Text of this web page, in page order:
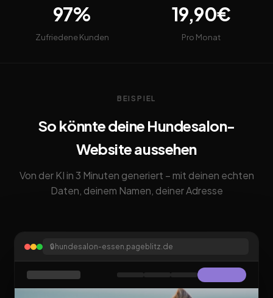
97%
Zufriedene Kunden
19,90€
Pro Monat
BEISPIEL
So könnte deine Hundesalon-
Website aussehen
Von der KI in 3 Minuten generiert – mit deinen echten
Daten, deinem Namen, deiner Adresse
🔒 hundesalon-essen.pageblitz.de